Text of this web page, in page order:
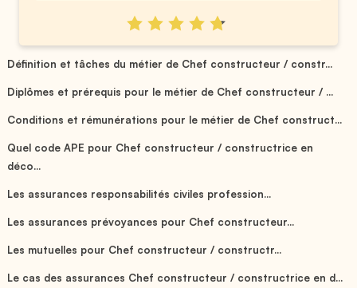
Définition et tâches du métier de Chef constructeur / constr...
Diplômes et prérequis pour le métier de Chef constructeur / ...
Conditions et rémunérations pour le métier de Chef construct...
Quel code APE pour Chef constructeur / constructrice en
déco...
Les assurances responsabilités civiles profession...
Les assurances prévoyances pour Chef constructeur...
Les mutuelles pour Chef constructeur / constructr...
Le cas des assurances Chef constructeur / constructrice en d...